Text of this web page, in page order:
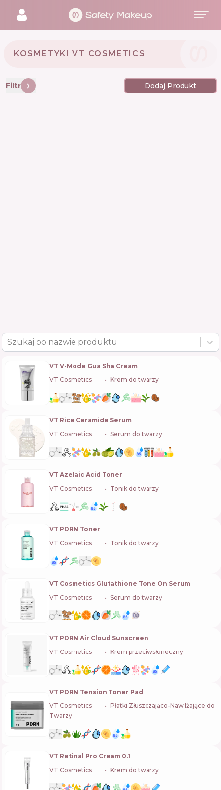
KOSMETYKI VT COSMETICS 🇰🇷
Filtr Dodaj Produkt
Szukaj po nazwie produktu
VT V-Mode Gua Sha Cream
VT Cosmetics
Krem do twarzy
VT Rice Ceramide Serum
VT Cosmetics
Serum do twarzy
VT Azelaic Acid Toner
VT Cosmetics
Tonik do twarzy
VT PDRN Toner
VT Cosmetics
Tonik do twarzy
VT Cosmetics Glutathione Tone On Serum
VT Cosmetics
Serum do twarzy
VT PDRN Air Cloud Sunscreen
VT Cosmetics
Krem przeciwsłoneczny
VT PDRN Tension Toner Pad
VT Cosmetics
Płatki Złuszczająco-Nawilżające do
Twarzy
VT Retinal Pro Cream 0.1
VT Cosmetics
Krem do twarzy